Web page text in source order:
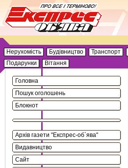
Нерухомість Будівництво Транспорт
Подарунки
Вітання
Головна
Пошук оголошень
Блокнот
Архів газети "Експрес-об`ява"
Видавництво
Сайт